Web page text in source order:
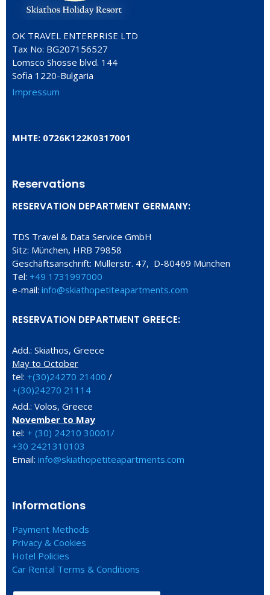
OK TRAVEL ENTERPRISE LTD
Tax No: BG207156527
Lomsco Shosse blvd. 144
Sofia 1220-Bulgaria
Impressum
ΜΗΤΕ: 0726Κ122Κ0317001
Reservations
RESERVATION DEPARTMENT GERMANY:
TDS Travel & Data Service GmbH
Sitz: München, HRB 79858
Geschäftsanschrift: Müllerstr. 47, D-80469 München
Tel: +49 1731997000
e-mail: info@skiathopetiteapartments.com
RESERVATION DEPARTMENT GREECE:
Add.: Skiathos, Greece
May to October
tel: +(30)24270 21400 /
+(30)24270 21114
Add.: Volos, Greece
November to May
tel: + (30) 24210 30001/
+30 2421310103
Email: info@skiathopetiteapartments.com
Informations
Payment Methods
Privacy & Cookies
Hotel Policies
Car Rental Terms & Conditions